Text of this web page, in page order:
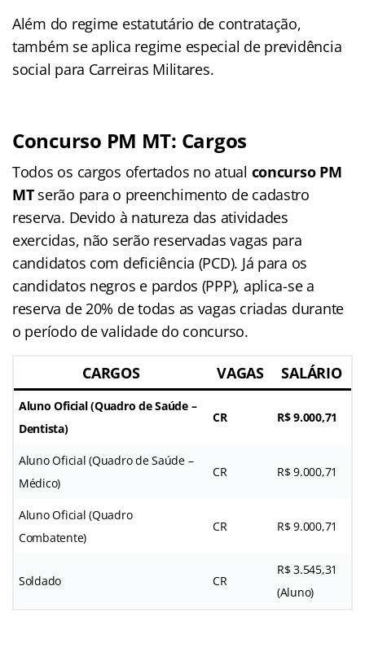
Além do regime estatutário de contratação,
também se aplica regime especial de previdência
social para Carreiras Militares.
Concurso PM MT: Cargos
Todos os cargos ofertados no atual concurso PM
MTserão para o preenchimento de cadastro
reserva. Devido à natureza das atividades
exercidas, não serão reservadas vagas para
candidatos com deficiência (PCD). Já para os
candidatos negros e pardos (PPP), aplica-se a
reserva de 20% de todas as vagas criadas durante
o período de validade do concurso.
CARGOS VAGAS SALÁRIO
Aluno Oficial (Quadro de Saúde –
Dentista)
CR R$ 9.000,71
Aluno Oficial (Quadro de Saúde –
Médico)
CR R$ 9.000,71
Aluno Oficial (Quadro
Combatente)
CR R$ 9.000,71
Soldado CR
R$ 3.545,31
(Aluno)